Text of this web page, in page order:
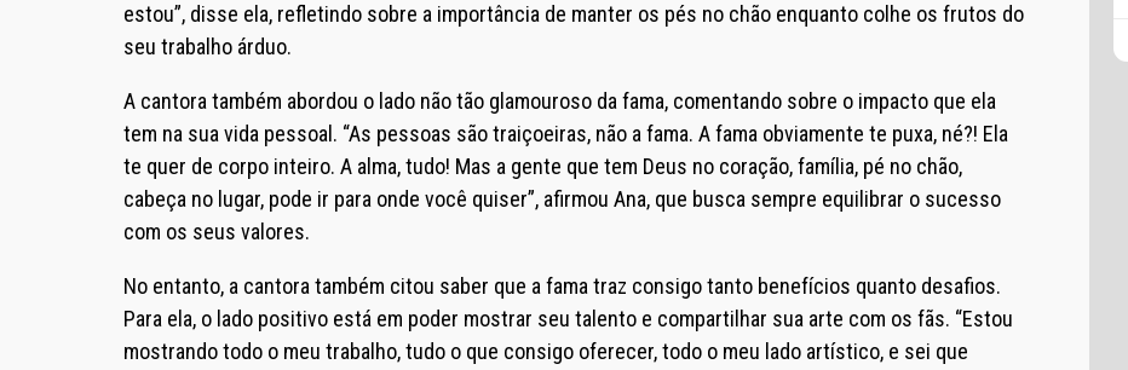
estou”, disse ela, refletindo sobre a importância de manter os pés no chão enquanto colhe os frutos do
seu trabalho árduo.
A cantora também abordou o lado não tão glamouroso da fama, comentando sobre o impacto que ela
tem na sua vida pessoal. “As pessoas são traiçoeiras, não a fama. A fama obviamente te puxa, né?! Ela
te quer de corpo inteiro. A alma, tudo! Mas a gente que tem Deus no coração, família, pé no chão,
cabeça no lugar, pode ir para onde você quiser”, afirmou Ana, que busca sempre equilibrar o sucesso
com os seus valores.
No entanto, a cantora também citou saber que a fama traz consigo tanto benefícios quanto desafios.
Para ela, o lado positivo está em poder mostrar seu talento e compartilhar sua arte com os fãs. “Estou
mostrando todo o meu trabalho, tudo o que consigo oferecer, todo o meu lado artístico, e sei que